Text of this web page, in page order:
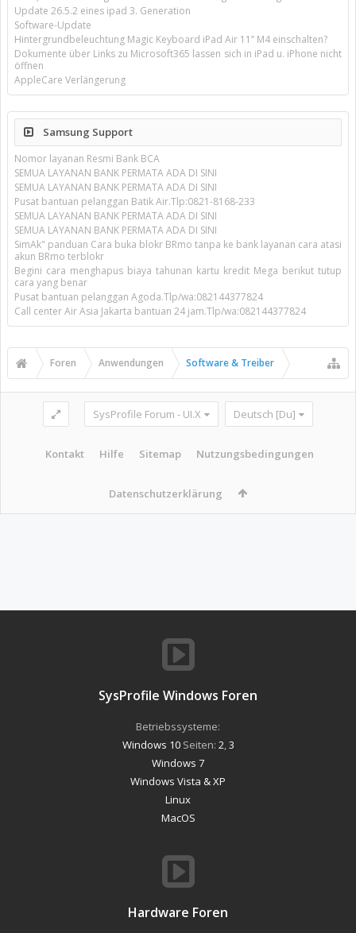
Update 26.5.2 eines ipad 3. Generation
Software-Update
Hintergrundbeleuchtung Magic Keyboard iPad Air 11’’ M4 einschalten?
Dokumente über Links zu Microsoft365 lassen sich in iPad u. iPhone nicht
öffnen
AppleCare Verlängerung
Samsung Support
Nomor layanan Resmi Bank BCA
SEMUA LAYANAN BANK PERMATA ADA DI SINI
SEMUA LAYANAN BANK PERMATA ADA DI SINI
Pusat bantuan pelanggan Batik Air.Tlp:0821-8168-233
SEMUA LAYANAN BANK PERMATA ADA DI SINI
SEMUA LAYANAN BANK PERMATA ADA DI SINI
SimAk" panduan Cara buka blokr BRmo tanpa ke bank layanan cara atasi
akun BRmo terblokr
Begini cara menghapus biaya tahunan kartu kredit Mega berikut tutup
cara yang benar
Pusat bantuan pelanggan Agoda.Tlp/wa:082144377824
Call center Air Asia Jakarta bantuan 24 jam.Tlp/wa:082144377824
Foren Anwendungen Software & Treiber
SysProfile Forum - UI.X Deutsch [Du]
Kontakt Hilfe Sitemap Nutzungsbedingungen
Datenschutzerklärung
SysProfile Windows Foren
Betriebssysteme:
Windows 10Seiten: 2 3
Windows 7
Windows Vista & XP
Linux
MacOS
Hardware Foren